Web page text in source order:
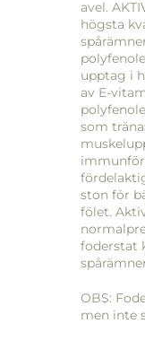
avel.
högsta
upptag i
av E-
som
ston för
fölet.
foderstat
OBS:
men inte